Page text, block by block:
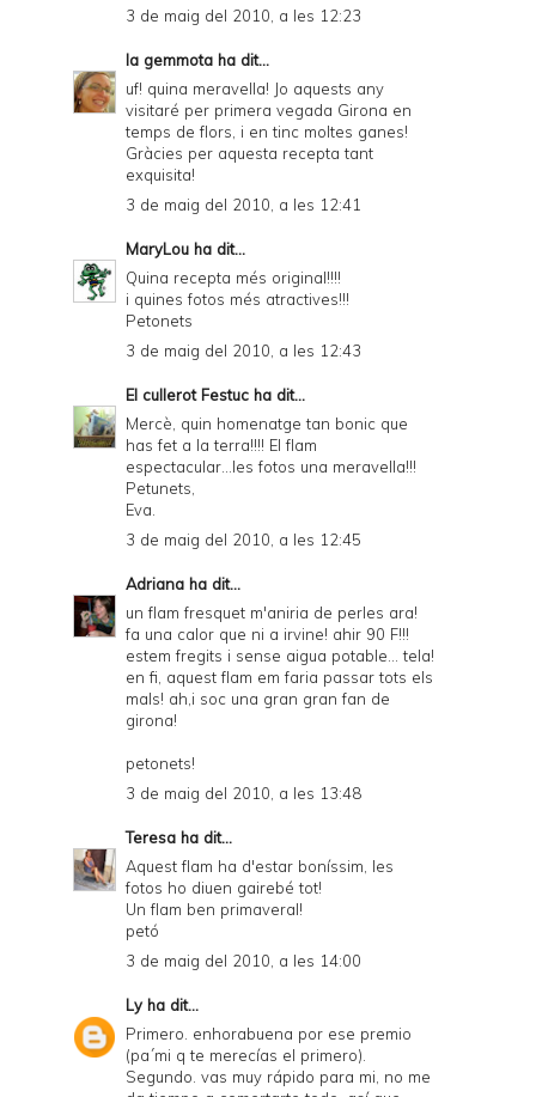
3 de maig del 2010, a les 12:23
la gemmota ha dit...
uf! quina meravella! Jo aquests any
visitaré per primera vegada Girona en
temps de flors, i en tinc moltes ganes!
Gràcies per aquesta recepta tant
exquisita!
3 de maig del 2010, a les 12:41
MaryLou ha dit...
Quina recepta més original!!!!
i quines fotos més atractives!!!
Petonets
3 de maig del 2010, a les 12:43
El cullerot Festuc ha dit...
Mercè, quin homenatge tan bonic que
has fet a la terra!!!! El flam
espectacular...les fotos una meravella!!!
Petunets,
Eva.
3 de maig del 2010, a les 12:45
Adriana ha dit...
un flam fresquet m'aniria de perles ara!
fa una calor que ni a irvine! ahir 90 F!!!
estem fregits i sense aigua potable... tela!
en fi, aquest flam em faria passar tots els
mals! ah,i soc una gran gran fan de
girona!
petonets!
3 de maig del 2010, a les 13:48
Teresa ha dit...
Aquest flam ha d'estar boníssim, les
fotos ho diuen gairebé tot!
Un flam ben primaveral!
petó
3 de maig del 2010, a les 14:00
Lyha dit...
Primero. enhorabuena por ese premio
(pa´mi q te merecías el primero).
Segundo. vas muy rápido para mi, no me